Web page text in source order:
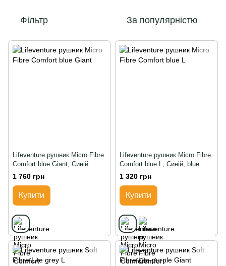
Фільтр За популярністю
Lifeventure рушник Micro Fibre
Comfort blue Giant, Синій
1 760 грн
Купити
Lifeventure рушник Micro Fibre
Comfort blue L, Синій, blue
1 320 грн
Купити